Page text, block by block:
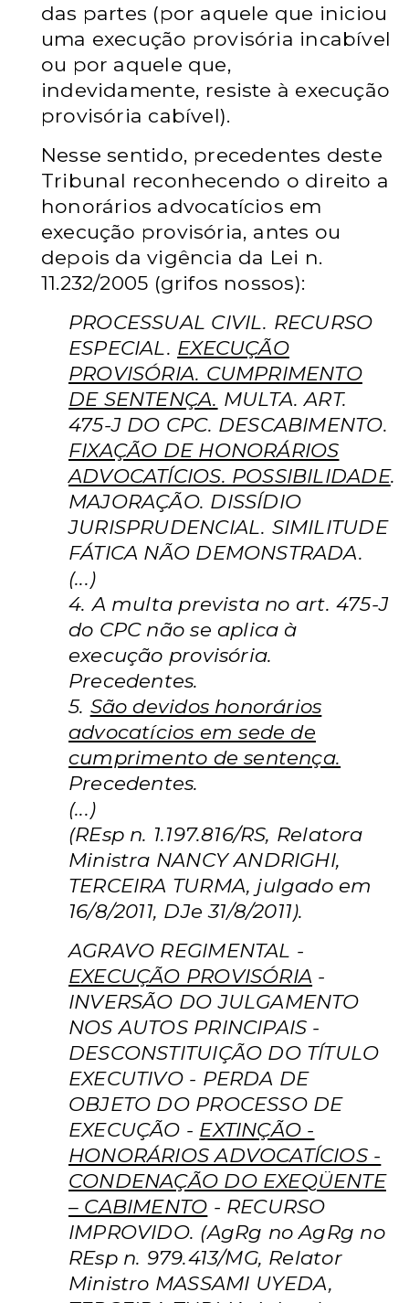
das partes (por aquele que iniciou
uma execução provisória incabível
ou por aquele que,
indevidamente, resiste à execução
provisória cabível).
Nesse sentido, precedentes deste
Tribunal reconhecendo o direito a
honorários advocatícios em
execução provisória, antes ou
depois da vigência da Lei n.
11.232/2005 (grifos nossos):
PROCESSUAL CIVIL. RECURSO
ESPECIAL. EXECUÇÃO
PROVISÓRIA. CUMPRIMENTO
DE SENTENÇA. MULTA. ART.
475-J DO CPC. DESCABIMENTO.
FIXAÇÃO DE HONORÁRIOS
ADVOCATÍCIOS. POSSIBILIDADE.
MAJORAÇÃO. DISSÍDIO
JURISPRUDENCIAL. SIMILITUDE
FÁTICA NÃO DEMONSTRADA.
(...)
4. A multa prevista no art. 475-J
do CPC não se aplica à
execução provisória.
Precedentes.
5. São devidos honorários
advocatícios em sede de
cumprimento de sentença.
Precedentes.
(...)
(REsp n. 1.197.816/RS, Relatora
Ministra NANCY ANDRIGHI,
TERCEIRA TURMA, julgado em
16/8/2011, DJe 31/8/2011).
AGRAVO REGIMENTAL -
EXECUÇÃO PROVISÓRIA -
INVERSÃO DO JULGAMENTO
NOS AUTOS PRINCIPAIS -
DESCONSTITUIÇÃO DO TÍTULO
EXECUTIVO - PERDA DE
OBJETO DO PROCESSO DE
EXECUÇÃO - EXTINÇÃO -
HONORÁRIOS ADVOCATÍCIOS -
CONDENAÇÃO DO EXEQÜENTE
– CABIMENTO - RECURSO
IMPROVIDO. (AgRg no AgRg no
REsp n. 979.413/MG, Relator
Ministro MASSAMI UYEDA,